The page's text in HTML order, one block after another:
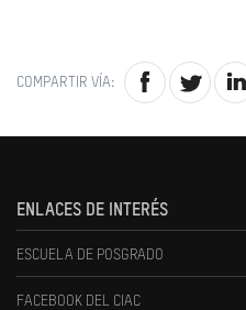
COMPARTIR VÍA:
ENLACES DE INTERÉS
ESCUELA DE POSGRADO
FACEBOOK DEL CIAC